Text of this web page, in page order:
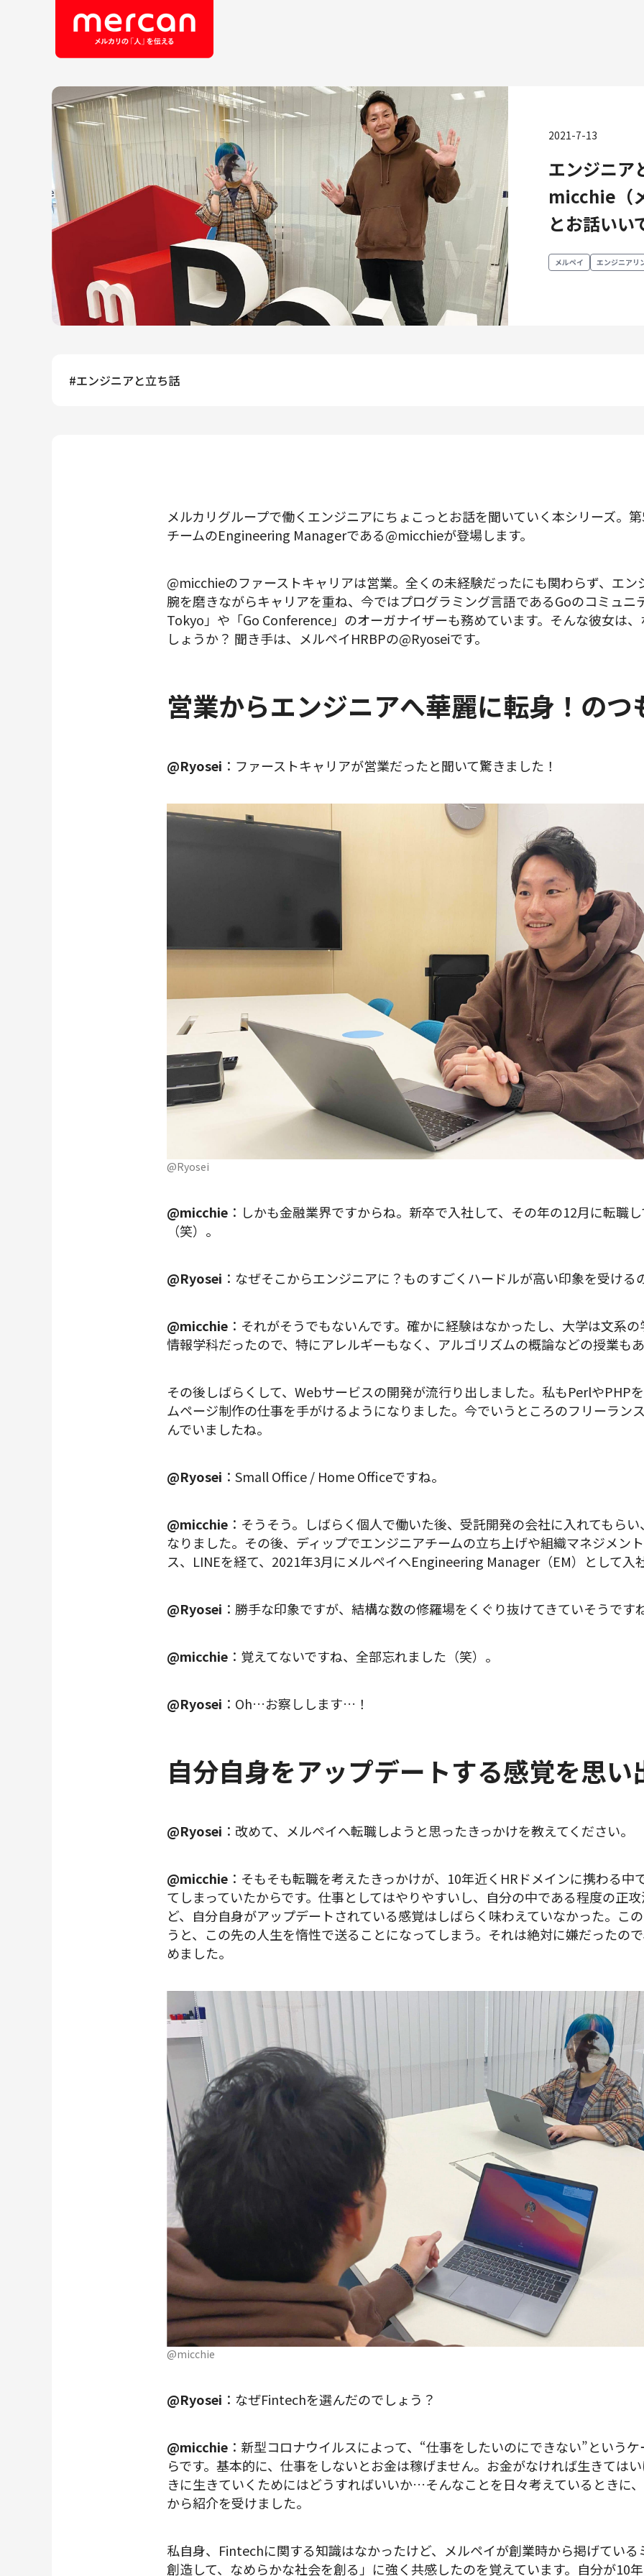
カテゴリーから探す会社・事業
鹿島アントラーズ
Ads
メルカリ
メルペイ
メルコイン
メルカリShops
エンジニアリング
エンジニアリング
コーポレートエンジニアリング
セキュリティエンジニアリング
プロダクト・ビジネス
経営・事業企画
事業開発
カスタマーサービス
マーケティング・PR
コーポレ
財務・経理
内部監査・
法務
2021-7-13
エンジニア
micchie（
とお話いい
メルペイ エンジニアリ
#エンジニアと立ち話
メルカリグループで働くエンジニアにちょこっとお話を聞いていく本シリーズ。
チームのEngineering Managerである@micchieが登場します。
@micchieのファーストキャリアは営業。全くの未経験だったにも関わらず、エ
腕を磨きながらキャリアを重ね、今ではプログラミング言語であるGoのコミュニ
Tokyo」や「Go Conference」のオーガナイザーも務めています。そんな彼女は
しょうか？ 聞き手は、メルペイHRBPの@Ryoseiです。
営業からエンジニアへ華麗に転身！の
@Ryosei ：ファーストキャリアが営業だったと聞いて驚きました！
@Ryosei
@micchie ：しかも金融業界ですからね。新卒で入社して、その年の12月に転職
（笑）。
@Ryosei ：なぜそこからエンジニアに？ものすごくハードルが高い印象を受け
@micchie ：それがそうでもないんです。確かに経験はなかったし、大学は文系
情報学科だったので、特にアレルギーもなく、アルゴリズムの概論などの授業も
その後しばらくして、Webサービスの開発が流行り出しました。私もPerlやPHP
ムページ制作の仕事を手がけるようになりました。今でいうところのフリーラン
んでいましたね。
@Ryosei ：Small Office / Home Officeですね。
@micchie ：そうそう。しばらく個人で働いた後、受託開発の会社に入れてもら
なりました。その後、ディップでエンジニアチームの立ち上げや組織マネジメン
ス、LINEを経て、2021年3月にメルペイへEngineering Manager（EM）として入
@Ryosei ：勝手な印象ですが、結構な数の修羅場をくぐり抜けてきていそうで
@micchie ：覚えてないですね、全部忘れました（笑）。
@Ryosei ：Oh…お察しします…！
自分自身をアップデートする感覚を思い
@Ryosei ：改めて、メルペイへ転職しようと思ったきっかけを教えてください。
@micchie ：そもそも転職を考えたきっかけが、10年近くHRドメインに携わる中
てしまっていたからです。仕事としてはやりやすいし、自分の中である程度の正
ど、自分自身がアップデートされている感覚はしばらく味わえていなかった。こ
うと、この先の人生を惰性で送ることになってしまう。それは絶対に嫌だったの
めました。
@micchie
@Ryosei ：なぜFintechを選んだのでしょう？
@micchie ：新型コロナウイルスによって、“仕事をしたいのにできない”という
らです。基本的に、仕事をしないとお金は稼げません。お金がなければ生きては
きに生きていくためにはどうすればいいか…そんなことを日々考えているときに
から紹介を受けました。
私自身、Fintechに関する知識はなかったけど、メルペイが創業時から掲げてい
創造して、なめらかな社会を創る」に強く共感したのを覚えています。自分が10